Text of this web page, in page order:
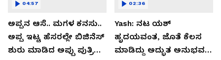
ಅಪ್ಪನ ಆಸೆ.. ಮಗಳ ಕನಸು..
ಅಪ್ಪ ಇಟ್ಟ ಹೆಸರಲ್ಲೇ ಬಿಜಿನೆಸ್​
ಶುರು ಮಾಡಿದ ಅಪ್ಪು ಪುತ್ರಿ
04:57
Yash: ನಟ ಯಶ್​
ಹೃದಯವಂತ, ಜೊತೆ ಕೆಲಸ
ಮಾಡಿದ್ದು ಅದ್ಭುತ ಅನುಭವ:
02:36